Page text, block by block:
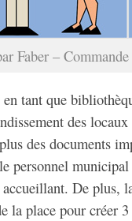
Faber –
tant que
des
des documents
personnel
De plus,
la place pour créer